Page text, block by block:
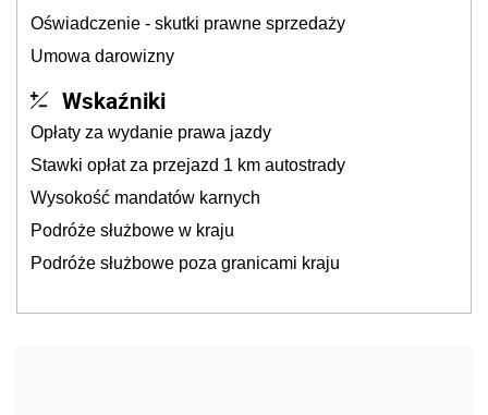
Oświadczenie - skutki prawne sprzedaży
Umowa darowizny
Wskaźniki
Opłaty za wydanie prawa jazdy
Stawki opłat za przejazd 1 km autostrady
Wysokość mandatów karnych
Podróże służbowe w kraju
Podróże służbowe poza granicami kraju